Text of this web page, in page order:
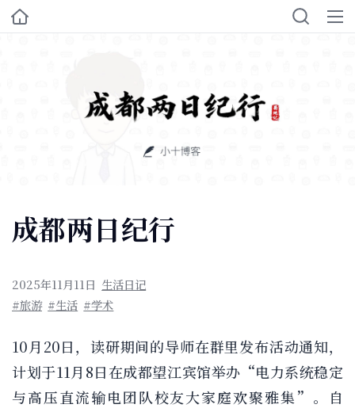
成都两日纪行
2025年11月11日 生活日记
#旅游 #生活 #学术
10月20日，读研期间的导师在群里发布活动通知，
计划于11月8日在成都望江宾馆举办“电力系统稳定
与高压直流输电团队校友大家庭欢聚雅集”。自